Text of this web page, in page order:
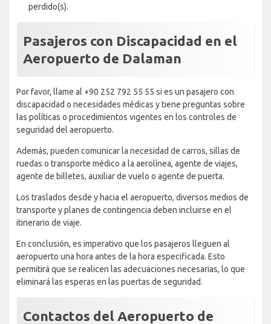
perdido(s).
Pasajeros con Discapacidad en el
Aeropuerto de Dalaman
Por favor, llame al +90 252 792 55 55 si es un pasajero con
discapacidad o necesidades médicas y tiene preguntas sobre
las políticas o procedimientos vigentes en los controles de
seguridad del aeropuerto.
Además, pueden comunicar la necesidad de carros, sillas de
ruedas o transporte médico a la aerolínea, agente de viajes,
agente de billetes, auxiliar de vuelo o agente de puerta.
Los traslados desde y hacia el aeropuerto, diversos medios de
transporte y planes de contingencia deben incluirse en el
itinerario de viaje.
En conclusión, es imperativo que los pasajeros lleguen al
aeropuerto una hora antes de la hora especificada. Esto
permitirá que se realicen las adecuaciones necesarias, lo que
eliminará las esperas en las puertas de seguridad.
Contactos del Aeropuerto de